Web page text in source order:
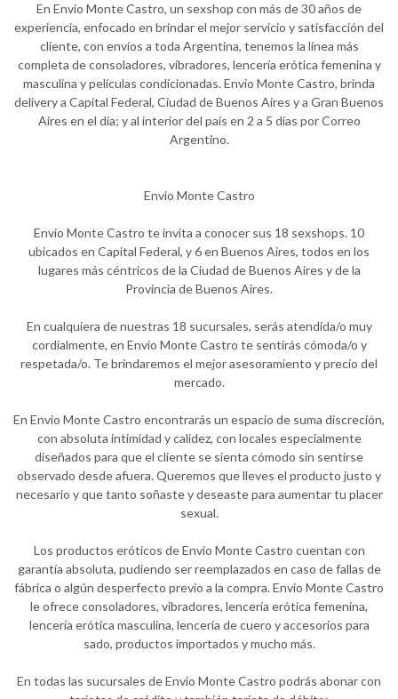
En Envio Monte Castro, un sexshop con más de 30 años de
experiencia, enfocado en brindar el mejor servicio y satisfacción del
cliente, con envíos a toda Argentina, tenemos la línea más
completa de consoladores, vibradores, lencería erótica femenina y
masculina y películas condicionadas. Envio Monte Castro, brinda
delivery a Capital Federal, Ciudad de Buenos Aires y a Gran Buenos
Aires en el día; y al interior del pais en 2 a 5 días por Correo
Argentino.
Envio Monte Castro
Envio Monte Castro te invita a conocer sus 18 sexshops. 10
ubicados en Capital Federal, y 6 en Buenos Aires, todos en los
lugares más céntricos de la Ciudad de Buenos Aires y de la
Provincia de Buenos Aires.
En cualquiera de nuestras 18 sucursales, serás atendida/o muy
cordialmente, en Envio Monte Castro te sentirás cómoda/o y
respetada/o. Te brindaremos el mejor asesoramiento y precio del
mercado.
En Envio Monte Castro encontrarás un espacio de suma discreción,
con absoluta intimidad y calidez, con locales especialmente
diseñados para que el cliente se sienta cómodo sin sentirse
observado desde afuera. Queremos que lleves el producto justo y
necesario y que tanto soñaste y deseaste para aumentar tu placer
sexual.
Los productos eróticos de Envio Monte Castro cuentan con
garantía absoluta, pudiendo ser reemplazados en caso de fallas de
fábrica o algún desperfecto previo a la compra. Envio Monte Castro
le ofrece consoladores, vibradores, lencería erótica femenina,
lencería erótica masculina, lencería de cuero y accesorios para
sado, productos importados y mucho más.
En todas las sucursales de Envio Monte Castro podrás abonar con